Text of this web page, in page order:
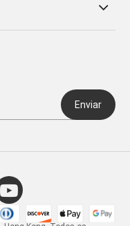
Enviar